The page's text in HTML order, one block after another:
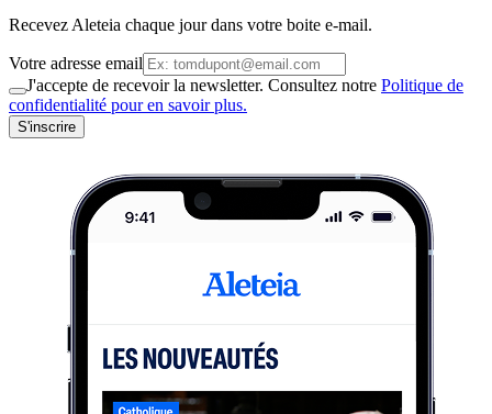
Recevez Aleteia chaque jour dans votre boite e-mail.
Votre adresse email
J'accepte de recevoir la newsletter. Consultez notre Politique de
confidentialité pour en savoir plus.
S'inscrire